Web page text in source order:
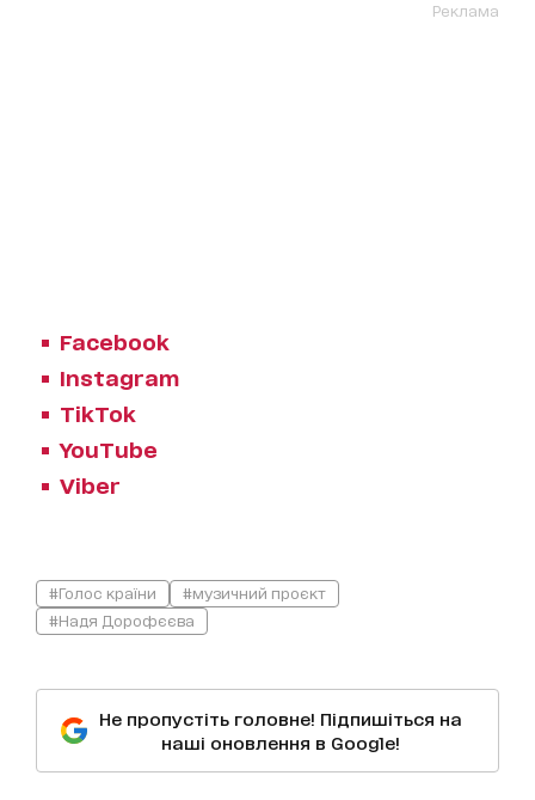
Реклама
Facebook
Instagram
TikTok
YouTube
Viber
#Голос країни
#музичний проєкт
#Надя Дорофєєва
Не пропустіть головне! Підпишіться на
наші оновлення в Google!